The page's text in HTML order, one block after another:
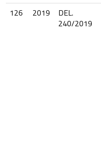
126
2019
DEL.
240/2019